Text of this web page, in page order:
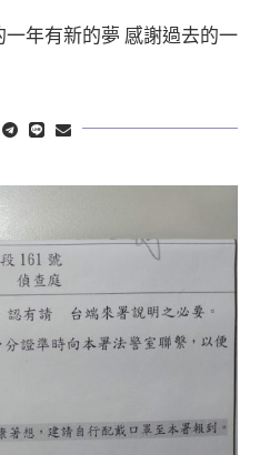
年有新的夢 感謝過去的一